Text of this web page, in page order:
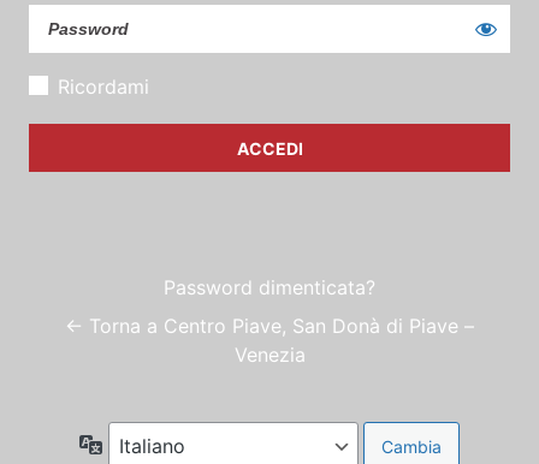
Ricordami
Password dimenticata?
← Torna a Centro Piave, San Donà di Piave –
Venezia
Lingua